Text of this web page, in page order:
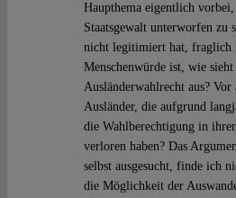
Haupthema eigentlich
Staatsgewalt unterworfen zu
nicht legitimiert hat,
Menschenwürde ist, wie
Ausländerwahlrecht aus?
Ausländer, die aufgrund
die Wahlberechtigung in
verloren haben? Das
selbst ausgesucht, finde ich
die Möglichkeit der